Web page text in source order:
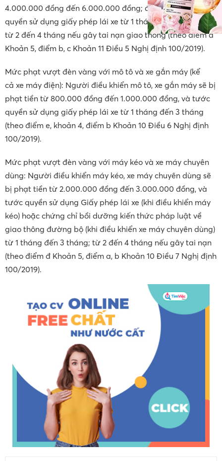
4.000.000 đồng đến 6.000.000 đồng; đồng thời bị tước
quyền sử dụng giấy phép lái xe từ 1 tháng đến 3 tháng, và
từ 2 đến 4 tháng nếu gây tai nạn giao thông (theo điểm a
Khoản 5, điểm b, c Khoản 11 Điều 5 Nghị định 100/2019).
Mức phạt vượt đèn vàng với mô tô và xe gắn máy (kể
cả xe máy điện): Người điều khiển mô tô, xe gắn máy sẽ bị
phạt tiền từ 800.000 đồng đến 1.000.000 đồng, và tước
quyền sử dụng giấy phép lái xe từ 1 tháng đến 3 tháng
(theo điểm e, khoản 4, điểm b Khoản 10 Điều 6 Nghị định
100/2019).
Mức phạt vượt đèn vàng với máy kéo và xe máy chuyên
dùng: Người điều khiển máy kéo, xe máy chuyên dùng sẽ
bị phạt tiền từ 2.000.000 đồng đến 3.000.000 đồng, và
tước quyền sử dụng Giấy phép lái xe (khi điều khiển máy
kéo) hoặc chứng chỉ bồi dưỡng kiến thức pháp luật về
giao thông đường bộ (khi điều khiển xe máy chuyên dùng)
từ 1 tháng đến 3 tháng; từ 2 đến 4 tháng nếu gây tai nạn
(theo điểm đ Khoản 5, điểm a, b Khoản 10 Điều 7 Nghị định
100/2019).